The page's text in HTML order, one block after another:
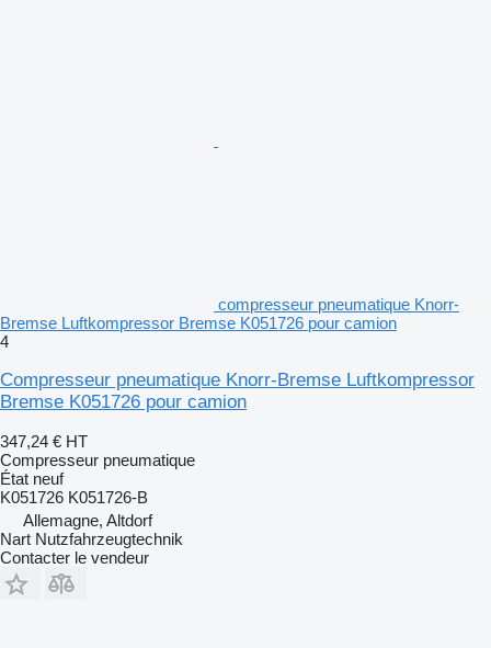
compresseur pneumatique Knorr-
Bremse Luftkompressor Bremse K051726 pour camion
4
Compresseur pneumatique Knorr-Bremse Luftkompressor
Bremse K051726 pour camion
347,24 € HT
Compresseur pneumatique
État neuf
K051726 K051726-B
Allemagne, Altdorf
Nart Nutzfahrzeugtechnik
Contacter le vendeur